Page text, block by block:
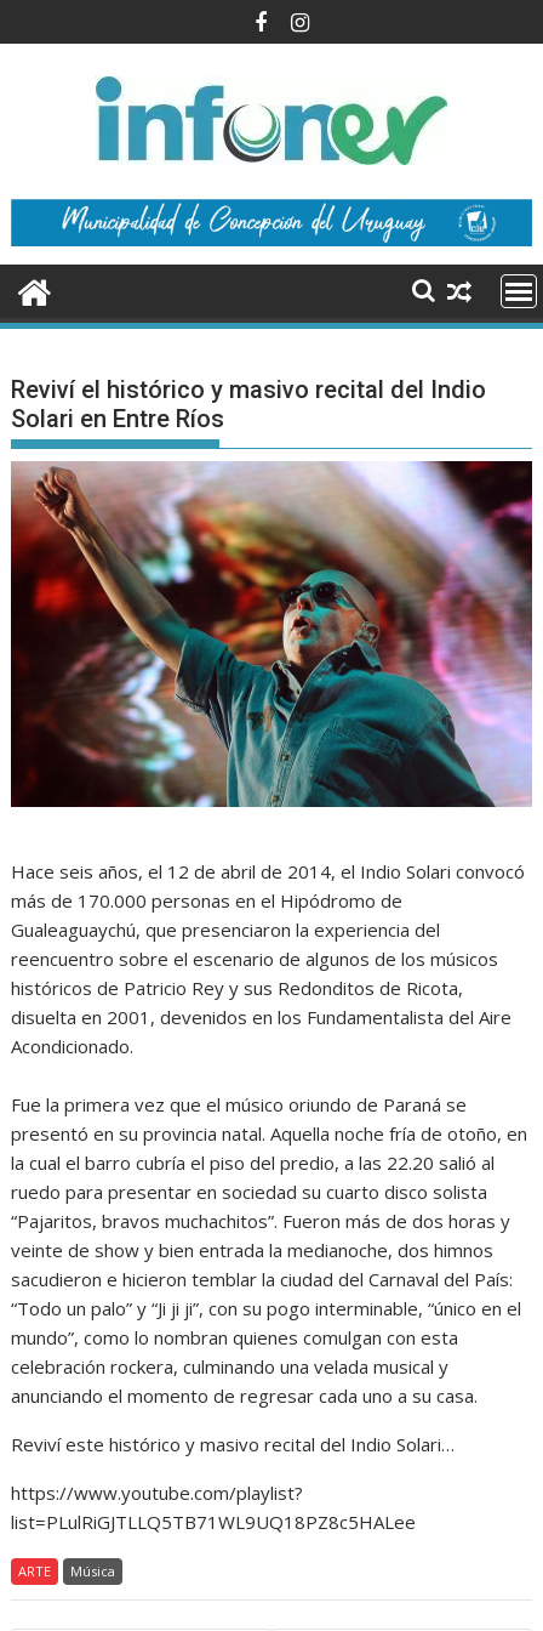
al
Reviví el histórico y masivo recital del Indio
Solari en Entre Ríos
Hace seis años, el 12 de abril de 2014, el Indio Solari convocó
más de 170.000 personas en el Hipódromo de
Gualeaguaychú, que presenciaron la experiencia del
reencuentro sobre el escenario de algunos de los músicos
históricos de Patricio Rey y sus Redonditos de Ricota,
disuelta en 2001, devenidos en los Fundamentalista del Aire
Acondicionado.
Fue la primera vez que el músico oriundo de Paraná se
presentó en su provincia natal. Aquella noche fría de otoño, en
la cual el barro cubría el piso del predio, a las 22.20 salió al
ruedo para presentar en sociedad su cuarto disco solista
“Pajaritos, bravos muchachitos”. Fueron más de dos horas y
veinte de show y bien entrada la medianoche, dos himnos
sacudieron e hicieron temblar la ciudad del Carnaval del País:
“Todo un palo” y “Ji ji ji”, con su pogo interminable, “único en el
mundo”, como lo nombran quienes comulgan con esta
celebración rockera, culminando una velada musical y
anunciando el momento de regresar cada uno a su casa.
Reviví este histórico y masivo recital del Indio Solari…
https://www.youtube.com/playlist?
list=PLulRiGJTLLQ5TB71WL9UQ18PZ8c5HALee
ARTE Música